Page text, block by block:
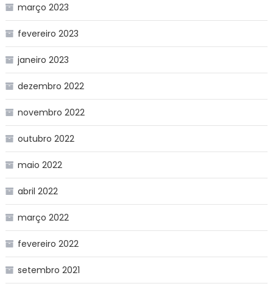
março 2023
fevereiro 2023
janeiro 2023
dezembro 2022
novembro 2022
outubro 2022
maio 2022
abril 2022
março 2022
fevereiro 2022
setembro 2021